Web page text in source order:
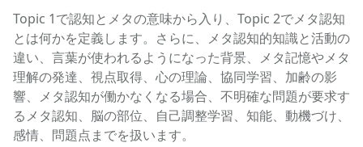
Topic 1で認知とメタの意味から入り、Topic 2でメタ認知
とは何かを定義します。さらに、メタ認知的知識と活動の
違い、言葉が使われるようになった背景、メタ記憶やメタ
理解の発達、視点取得、心の理論、協同学習、加齢の影
響、メタ認知が働かなくなる場合、不明確な問題が要求す
るメタ認知、脳の部位、自己調整学習、知能、動機づけ、
感情、問題点までを扱います。